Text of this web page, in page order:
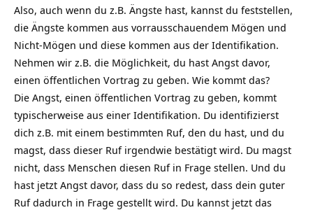
Also, auch wenn du z.B. Ängste hast, kannst du feststellen,
die Ängste kommen aus vorrausschauendem Mögen und
Nicht-Mögen und diese kommen aus der Identifikation.
Nehmen wir z.B. die Möglichkeit, du hast Angst davor,
einen öffentlichen Vortrag zu geben. Wie kommt das?
Die Angst, einen öffentlichen Vortrag zu geben, kommt
typischerweise aus einer Identifikation. Du identifizierst
dich z.B. mit einem bestimmten Ruf, den du hast, und du
magst, dass dieser Ruf irgendwie bestätigt wird. Du magst
nicht, dass Menschen diesen Ruf in Frage stellen. Und du
hast jetzt Angst davor, dass du so redest, dass dein guter
Ruf dadurch in Frage gestellt wird. Du kannst jetzt das